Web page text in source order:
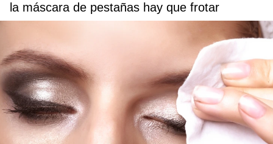
la máscara de pestañas hay que frotar